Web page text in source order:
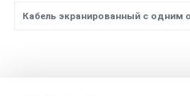
Кабель экранированный с